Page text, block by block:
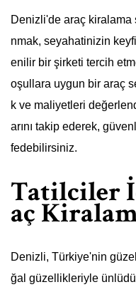
Denizli'de araç
nmak, seyahatinizin
enilir bir şirketi tercih
oşullara uygun bir araç
k ve maliyetleri
arını takip ederek,
fedebilirsiniz.
Tatilciler
aç
Denizli, Türkiye'nin
ğal güzellikleriyle